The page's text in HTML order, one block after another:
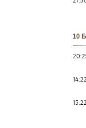
10
14:22
13:22